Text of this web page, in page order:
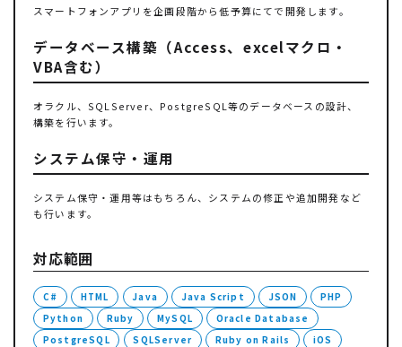
スマートフォンアプリを企画段階から低予算にてで開発します。
データベース構築（Access、excelマクロ・
VBA含む）
オラクル、SQLServer、PostgreSQL等のデータベースの設計、
構築を行います。
システム保守・運用
システム保守・運用等はもちろん、システムの修正や追加開発など
も行います。
対応範囲
C# HTML Java Java Script JSON
PHP
Python
Ruby MySQL
Oracle Database
PostgreSQL
SQLServer Ruby on Rails
iOS